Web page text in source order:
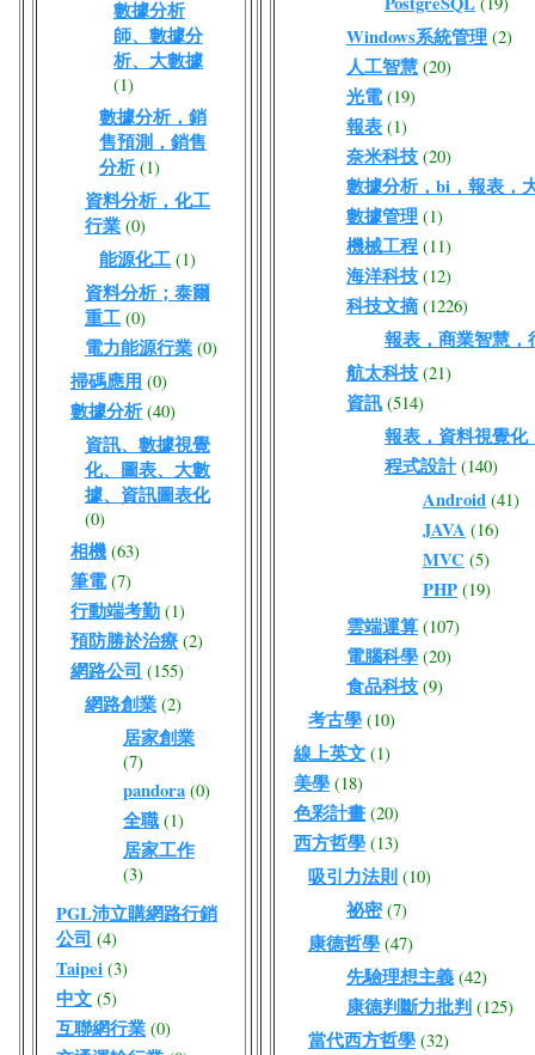
數據分析
師、數據分
析、大數據
(1)
數據分析，銷
售預測，銷售
分析 (1)
資料分析，化工
行業 (0)
能源化工 (1)
資料分析；泰爾
重工 (0)
電力能源行業 (0)
掃碼應用 (0)
數據分析 (40)
資訊、數據視覺
化、圖表、大數
據、資訊圖表化
(0)
相機 (63)
筆電 (7)
行動端考勤 (1)
預防勝於治療 (2)
網路公司 (155)
網路創業 (2)
居家創業
(7)
pandora (0)
全職 (1)
居家工作
(3)
PGL沛立購網路行銷
公司 (4)
Taipei (3)
中文 (5)
互聯網行業 (0)
Windows系統管理 (2)
人工智慧 (20)
光電 (19)
報表 (1)
奈米科技 (20)
數據分析，bi，報表，
數據管理 (1)
機械工程 (11)
海洋科技 (12)
科技文摘 (1226)
報表，商業智慧，
航太科技 (21)
資訊 (514)
報表，資料視覺
程式設計 (140)
Android (41)
JAVA (16)
MVC (5)
PHP (19)
雲端運算 (107)
電腦科學 (20)
食品科技 (9)
考古學 (10)
線上英文 (1)
美學 (18)
色彩計畫 (20)
西方哲學 (13)
吸引力法則 (10)
祕密 (7)
康德哲學 (47)
先驗理想主義 (42)
康德判斷力批判 (125)
當代西方哲學 (32)